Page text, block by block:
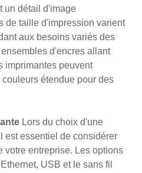
un détail d'image
de taille d'impression varient
aux besoins variés des
d'encres allant
imprimantes peuvent
étendue pour des
Lors du choix d'une
est essentiel de considérer
votre entreprise. Les options
USB et le sans fil